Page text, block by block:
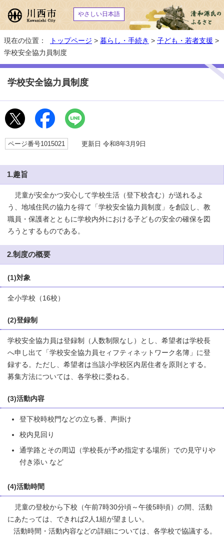
やさしい日本語
現在の位置： トップページ > 暮らし・手続き > 子ども・若者支援 >
学校安全協力員制度
学校安全協力員制度
ページ番号1015021 更新日 令和8年3月9日
1.趣旨
児童が安全かつ安心して学校生活（登下校含む）が送れるよ
う、地域住民の協力を得て「学校安全協力員制度」を創設し、教
職員・保護者とともに学校内外における子どもの安全の確保を図
ろうとするものである。
2.制度の概要
(1)対象
全小学校（16校）
(2)登録制
学校安全協力員は登録制（人数制限なし）とし、希望者は学校長
へ申し出て「学校安全協力員セィフティネットワーク名簿」に登
録する。ただし、希望者は当該小学校区内居住者を原則とする。
募集方法については、各学校に委ねる。
(3)活動内容
登下校時校門などの立ち番、声掛け
校内見回り
通学路とその周辺（学校長が予め指定する場所）での見守りや
付き添い など
(4)活動時間
児童の登校から下校（午前7時30分頃～午後5時頃）の間、活動
にあたっては、できれば2人1組が望ましい。
活動時間・活動内容などの詳細については、各学校で協議する。